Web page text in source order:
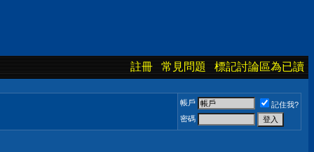
註冊 常見問題 標記討論區為已讀
帳戶
記住我?
密碼